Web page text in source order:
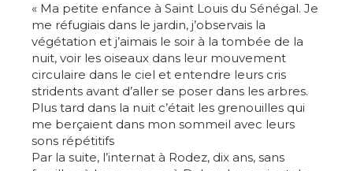
« Ma petite enfance à Saint Louis du Sénégal. Je
me réfugiais dans le jardin, j’observais la
végétation et j’aimais le soir à la tombée de la
nuit, voir les oiseaux dans leur mouvement
circulaire dans le ciel et entendre leurs cris
stridents avant d’aller se poser dans les arbres.
Plus tard dans la nuit c’était les grenouilles qui
me berçaient dans mon sommeil avec leurs
sons répétitifs
Par la suite, l’internat à Rodez, dix ans, sans